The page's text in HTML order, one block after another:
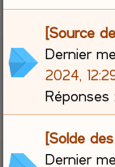
[Source
Dernier
2024,
Réponses
[Solde
Dernier